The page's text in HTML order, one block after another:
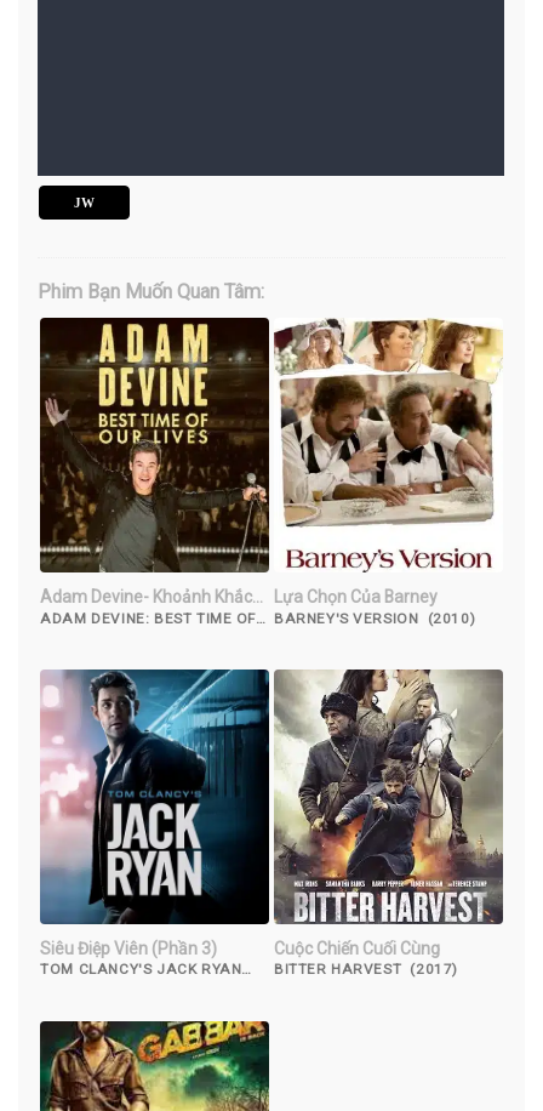
JW
Phim Bạn Muốn Quan Tâm:
Adam Devine- Khoảnh Khắc
Tuyệt Vời Nhất
ADAM DEVINE: BEST TIME OF
Lựa Chọn Của Barney
BARNEY'S VERSION (2010)
Siêu Điệp Viên (Phần 3)
TOM CLANCY'S JACK RYAN
Cuộc Chiến Cuối Cùng
BITTER HARVEST (2017)